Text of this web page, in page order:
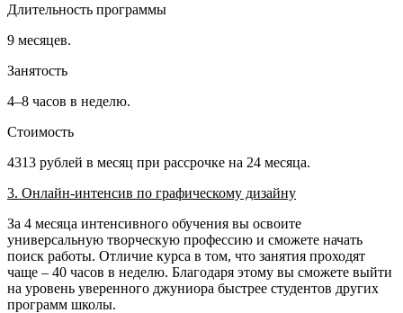
Длительность программы
9 месяцев.
Занятость
4–8 часов в неделю.
Стоимость
4313 рублей в месяц при рассрочке на 24 месяца.
3. Онлайн-интенсив по графическому дизайну
За 4 месяца интенсивного обучения вы освоите
универсальную творческую профессию и сможете начать
поиск работы. Отличие курса в том, что занятия проходят
чаще – 40 часов в неделю. Благодаря этому вы сможете выйти
на уровень уверенного джуниора быстрее студентов других
программ школы.